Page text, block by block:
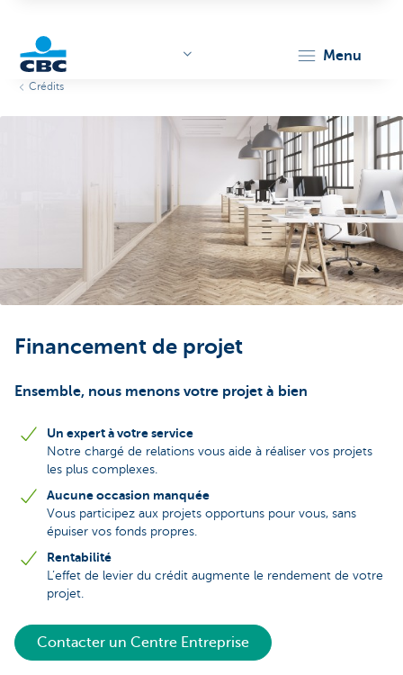
menu
Crédits
Financement de projet
Ensemble, nous menons votre projet à bien
Un expert à votre service
Notre chargé de relations vous aide à réaliser vos projets
les plus complexes.
Aucune occasion manquée
Vous participez aux projets opportuns pour vous, sans
épuiser vos fonds propres.
Rentabilité
L’effet de levier du crédit augmente le rendement de votre
projet.
Contacter un Centre Entreprise